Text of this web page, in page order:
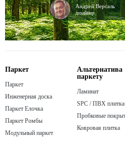
Андрей Версаль
дизайнер
Паркет
Паркет
Инженерная доска
Паркет Елочка
Паркет Ромбы
Модульный паркет
Альтернатива
паркету
Ламинат
SPC / ПВХ плитка
Пробковые
Ковровая плитка